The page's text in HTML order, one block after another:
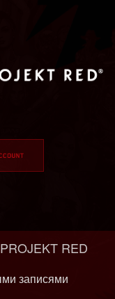
RED
записями